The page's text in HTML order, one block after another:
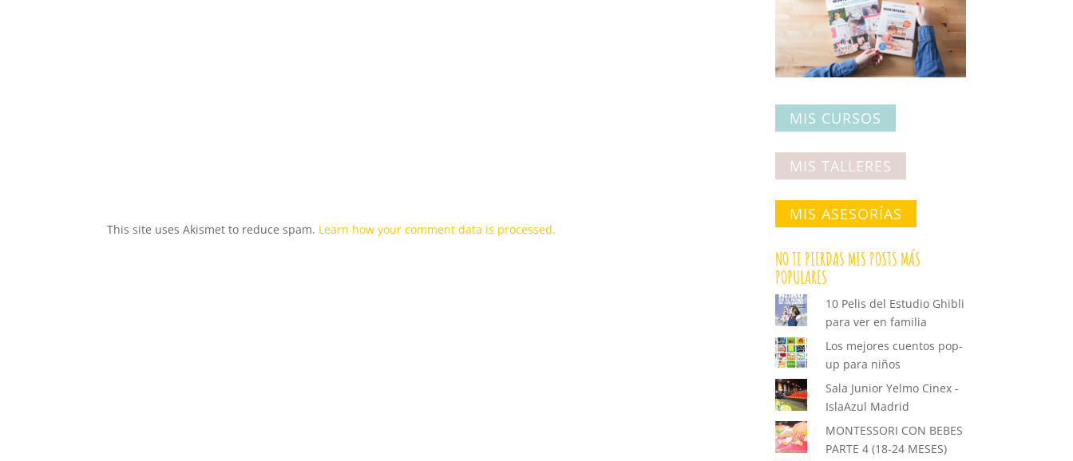
This site uses Akismet to reduce spam. Learn how your comment data is processed.
MIS CURSOS
MIS TALLERES
MIS ASESORÍAS
NO TE PIERDAS MIS POSTS MÁS
POPULARES
10 Pelis del Estudio Ghibli
para ver en familia
Los mejores cuentos pop-
up para niños
Sala Junior Yelmo Cinex -
IslaAzul Madrid
MONTESSORI CON BEBES
PARTE 4 (18-24 MESES)